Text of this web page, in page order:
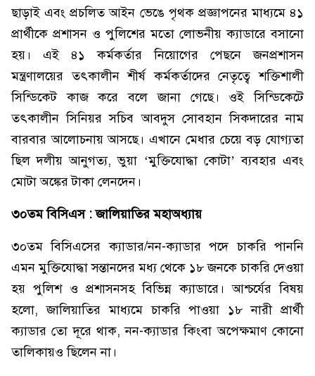
ছাড়াই এবং প্রচলিত আইন ভেঙে পৃথক প্রজ্ঞাপনের মাধ্যমে ৪১
প্রার্থীকে প্রশাসন ও পুলিশের মতো লোভনীয় ক্যাডারে বসানো
হয়। এই ৪১ কর্মকর্তার নিয়োগের পেছনে জনপ্রশাসন
মন্ত্রণালয়ের তৎকালীন শীর্ষ কর্মকর্তাদের নেতৃত্বে শক্তিশালী
সিন্ডিকেট কাজ করে বলে জানা গেছে। ওই সিন্ডিকেটে
তৎকালীন সিনিয়র সচিব আবদুস সোবহান সিকদারের নাম
বারবার আলোচনায় আসছে। এখানে মেধার চেয়ে বড় যোগ্যতা
ছিল দলীয় আনুগত্য, ভুয়া ‘মুক্তিযোদ্ধা কোটা’ ব্যবহার এবং
মোটা অঙ্কের টাকা লেনদেন।
৩০তম বিসিএস : জালিয়াতির মহাঅধ্যায়
৩০তম বিসিএসের ক্যাডার/নন-ক্যাডার পদে চাকরি পাননি
এমন মুক্তিযোদ্ধা সন্তানদের মধ্য থেকে ১৮ জনকে চাকরি দেওয়া
হয় পুলিশ ও প্রশাসনসহ বিভিন্ন ক্যাডারে। আশ্চর্যের বিষয়
হলো, জালিয়াতির মাধ্যমে চাকরি পাওয়া ১৮ নারী প্রার্থী
ক্যাডার তো দূরে থাক, নন-ক্যাডার কিংবা অপেক্ষমাণ কোনো
তালিকায়ও ছিলেন না।